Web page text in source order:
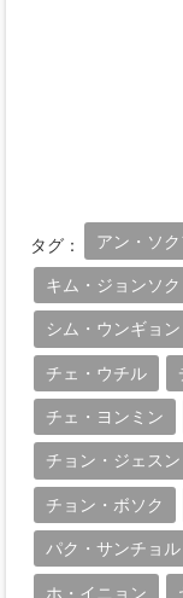
タグ： アン・ソ
キム・ジョンソク
シム・ウンギョン
チェ・ウチル
チェ・ヨンミン
チョン・ジェスン
チョン・ボソク
パク・サンチョル
ホ・イニョン